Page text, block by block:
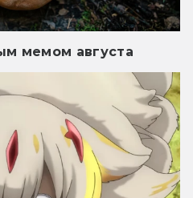
мемом августа